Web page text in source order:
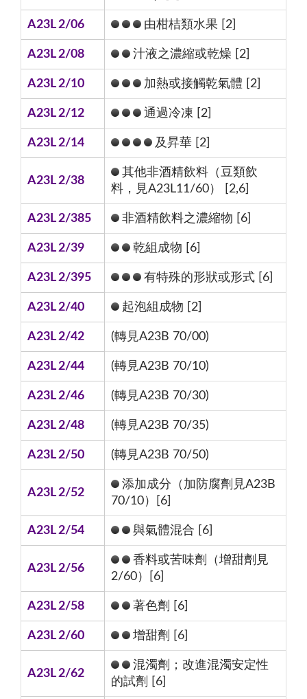
A23L 2/06 由柑桔類水果 [2]
A23L 2/08 汁液之濃縮或乾燥 [2]
A23L 2/10 加熱或接觸乾氣體 [2]
A23L 2/12 通過冷凍 [2]
A23L 2/14 及昇華 [2]
A23L 2/38
其他非酒精飲料（豆類飲
料，見A23L11/60） [2,6]
A23L 2/385 非酒精飲料之濃縮物 [6]
A23L 2/39 乾組成物 [6]
A23L 2/395 有特殊的形狀或形式 [6]
A23L 2/40 起泡組成物 [2]
A23L 2/42 (轉見A23B 70/00)
A23L 2/44 (轉見A23B 70/10)
A23L 2/46 (轉見A23B 70/30)
A23L 2/48 (轉見A23B 70/35)
A23L 2/50 (轉見A23B 70/50)
A23L 2/52
添加成分（加防腐劑見A23B
70/10）[6]
A23L 2/54 與氣體混合 [6]
A23L 2/56
香料或苦味劑（增甜劑見
2/60）[6]
A23L 2/58 著色劑 [6]
A23L 2/60 增甜劑 [6]
A23L 2/62
混濁劑；改進混濁安定性
的試劑 [6]